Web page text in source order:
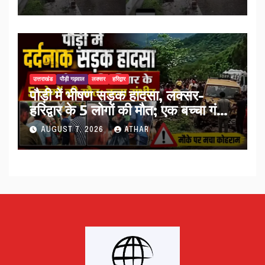
उत्तराखंड पौड़ी गढ़वाल लक्सर हरिद्वार
पौड़ी में भीषण सड़क हादसा, लक्सर-
हरिद्वार के 5 लोगों की मौत; एक बच्चा गंभीर
घायल…
AUGUST 7, 2026 ATHAR